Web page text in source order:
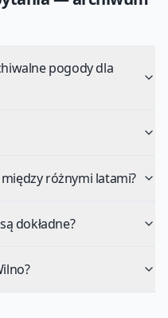
pogody dla
różnymi latami?
dokładne?